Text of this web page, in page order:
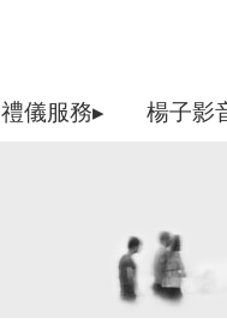
禮儀服務▸ 楊子影